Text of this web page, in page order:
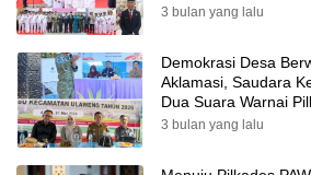
Desa
3 bulan yang lalu
Demokrasi Desa
Aklamasi, Saudara
Dua Suara Warnai
3 bulan yang lalu